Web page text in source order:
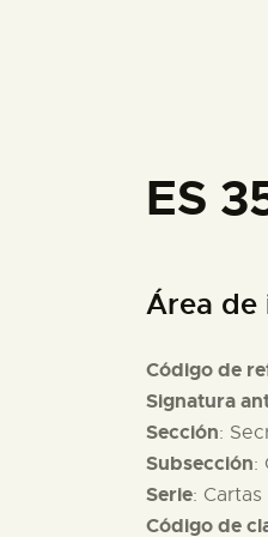
ES
Área de
Código de
Signatura
Sección:
Subsección:
Serie:
Código de